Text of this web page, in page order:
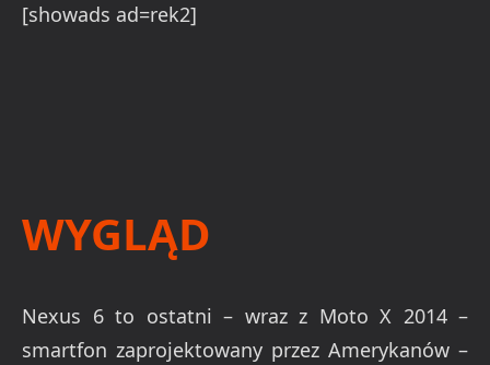
[showads ad=rek2]
WYGLĄD
Nexus 6 to ostatni – wraz z Moto X 2014 –
smartfon zaprojektowany przez Amerykanów –